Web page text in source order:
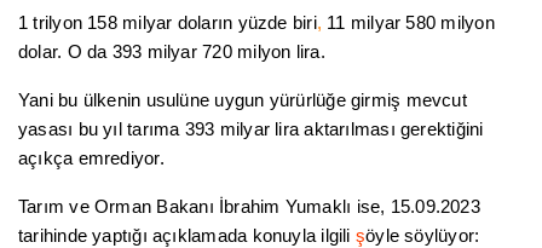
1 trilyon 158 milyar doların yüzde biri, 11 milyar 580 milyon
dolar. O da 393 milyar 720 milyon lira.
Yani bu ülkenin usulüne uygun yürürlüğe girmiş mevcut
yasası bu yıl tarıma 393 milyar lira aktarılması gerektiğini
açıkça emrediyor.
Tarım ve Orman Bakanı İbrahim Yumaklı ise, 15.09.2023
tarihinde yaptığı açıklamada konuyla ilgili şöyle söylüyor: